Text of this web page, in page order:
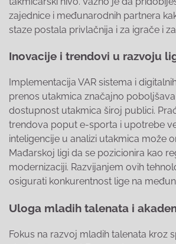
zajednice i međunarodnih partnera
staze postala privlačnija i za igrače i
Inovacije i trendovi u razvoju
Implementacija VAR sistema i
prenos utakmica značajno
dostupnost utakmica široj publici.
trendova poput e-sporta i upotrebe
inteligencije u analizi utakmica može
Mađarskoj ligi da se pozicionira kao
modernizaciji. Razvijanjem ovih
osigurati konkurentnost lige na
Uloga mladih talenata i
Fokus na razvoj mladih talenata kroz